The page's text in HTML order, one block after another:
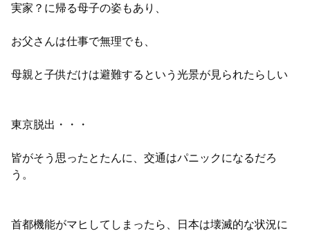
実家？に帰る母子の姿もあり、
お父さんは仕事で無理でも、
母親と子供だけは避難するという光景が見られたらしい
東京脱出・・・
皆がそう思ったとたんに、交通はパニックになるだろ
う。
首都機能がマヒしてしまったら、日本は壊滅的な状況に